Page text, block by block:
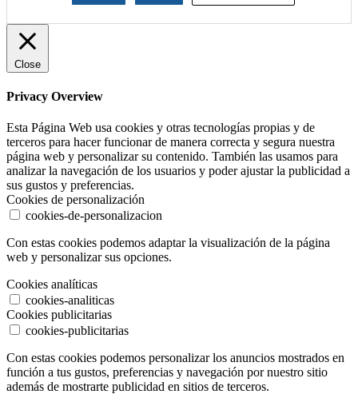
Close
Privacy Overview
Esta Página Web usa cookies y otras tecnologías propias y de
terceros para hacer funcionar de manera correcta y segura nuestra
página web y personalizar su contenido. También las usamos para
analizar la navegación de los usuarios y poder ajustar la publicidad a
sus gustos y preferencias.
Cookies de personalización
cookies-de-personalizacion
Con estas cookies podemos adaptar la visualización de la página
web y personalizar sus opciones.
Cookies analíticas
cookies-analiticas
Cookies publicitarias
cookies-publicitarias
Con estas cookies podemos personalizar los anuncios mostrados en
función a tus gustos, preferencias y navegación por nuestro sitio
además de mostrarte publicidad en sitios de terceros.